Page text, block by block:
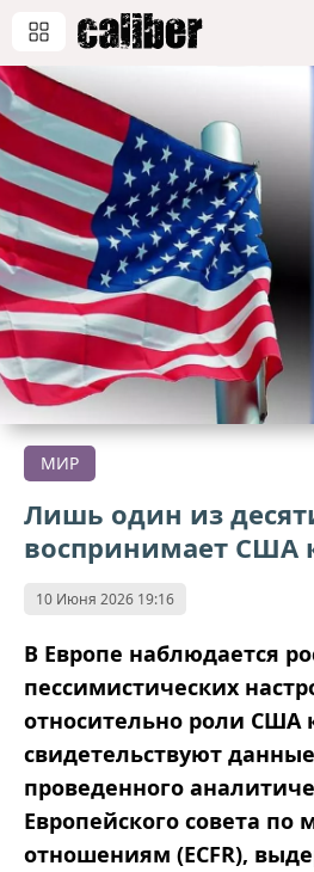
МИР
Лишь один из
воспринимает США
10 Июня 2026 19:16
В Европе наблюдается
пессимистических
относительно роли США
свидетельствуют
проведенного
Европейского совета
отношениям (ECFR),